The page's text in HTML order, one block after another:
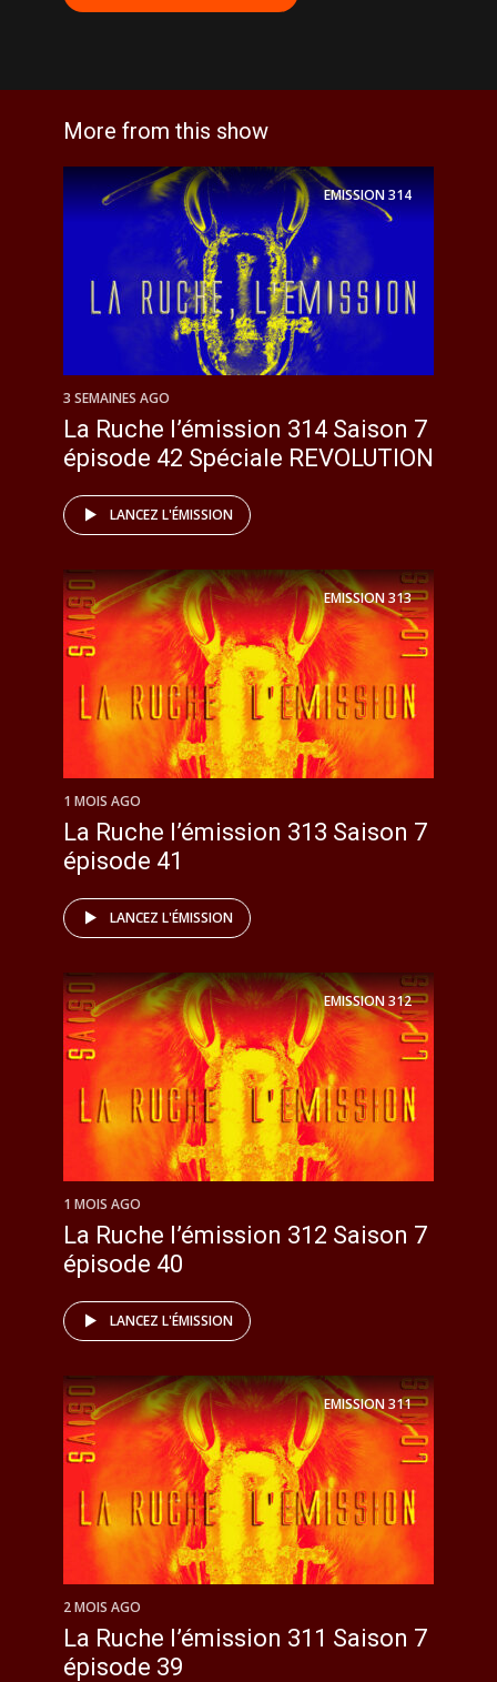
More from this show
EMISSION314
3 SEMAINES AGO
La Ruche l’émission 314 Saison 7
épisode 42 Spéciale REVOLUTION
LANCEZ L'ÉMISSION
EMISSION313
1 MOIS AGO
La Ruche l’émission 313 Saison 7
épisode 41
LANCEZ L'ÉMISSION
EMISSION312
1 MOIS AGO
La Ruche l’émission 312 Saison 7
épisode 40
LANCEZ L'ÉMISSION
EMISSION311
2 MOIS AGO
La Ruche l’émission 311 Saison 7
épisode 39